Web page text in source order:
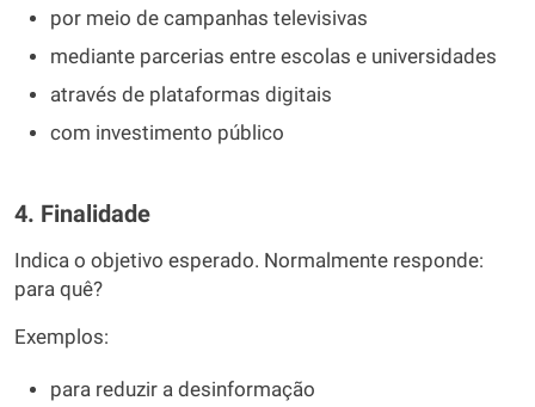
por meio de campanhas televisivas
mediante parcerias entre escolas e universidades
através de plataformas digitais
com investimento público
4. Finalidade
Indica o objetivo esperado. Normalmente responde:
para quê?
Exemplos:
para reduzir a desinformação